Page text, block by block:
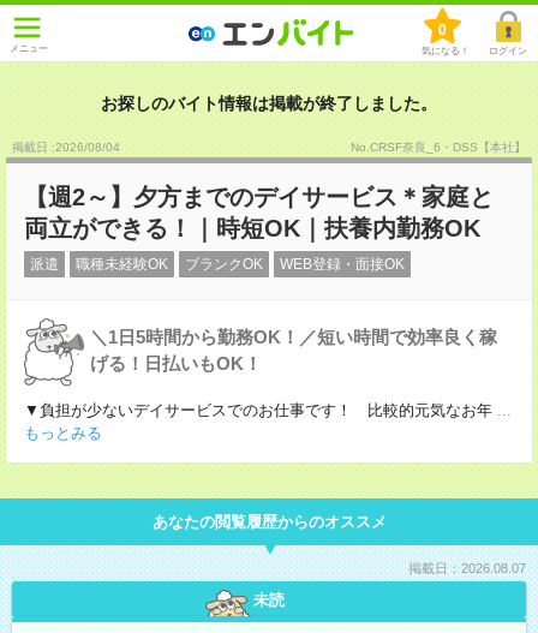
メニュー
0
気になる！ ログイン
お探しのバイト情報は掲載が終了しました。
掲載日 :2026/08/04 No.CRSF奈良_6・DSS【本社】
【週2～】夕方までのデイサービス＊家庭と
両立ができる！｜時短OK｜扶養内勤務OK
派遣 職種未経験OK ブランクOK WEB登録・面接OK
＼1日5時間から勤務OK！／短い時間で効率良く稼
げる！日払いもOK！
▼負担が少ないデイサービスでのお仕事です！ 比較的元気なお年 ...
もっとみる
あなたの閲覧履歴からのオススメ
掲載日：2026.08.07
未読